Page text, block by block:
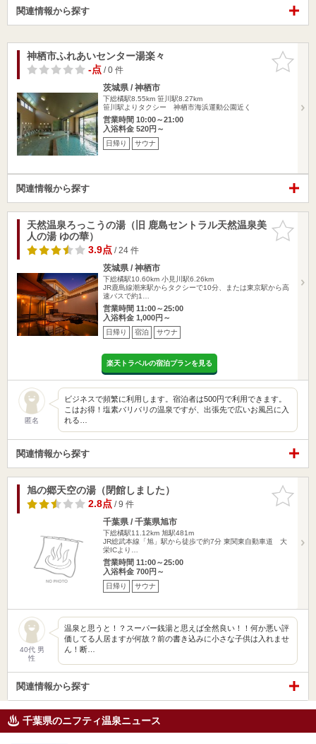
関連情報から探す
お気に入
りに追加
神栖市ふれあいセンター湯楽々
-点/ 0 件
茨城県 / 神栖市
下総橘駅8.55km 笹川駅8.27km
笹川駅よりタクシー 神栖市海浜運動公園近く
営業時間 10:00～21:00
入浴料金 520円～
日帰り サウナ
関連情報から探す
お気に入
りに追加
天然温泉ろっこうの湯（旧 鹿島セントラル天然温泉美
人の湯 ゆの華）
3.9点/ 24 件
茨城県 / 神栖市
下総橘駅10.60km 小見川駅6.26km
JR鹿島線潮来駅からタクシーで10分、または東京駅から高
速バスで約1…
営業時間 11:00～25:00
入浴料金 1,000円～
日帰り 宿泊 サウナ
楽天トラベルの宿泊プランを見る
匿名
ビジネスで頻繁に利用します。宿泊者は500円で利用できます。
こはお得！塩素バリバリの温泉ですが、出張先で広いお風呂に入
れる…
関連情報から探す
お気に入
りに追加
旭の郷天空の湯（閉館しました）
2.8点/ 9 件
千葉県 / 千葉県旭市
下総橘駅11.12km 旭駅481m
JR総武本線「旭」駅から徒歩で約7分 東関東自動車道 大
栄ICより…
営業時間 11:00～25:00
入浴料金 700円～
日帰り サウナ
40代 男
性
温泉と思うと！？スーパー銭湯と思えば全然良い！！何か悪い評
価してる人居ますが何故？前の書き込みに小さな子供は入れませ
ん！断…
関連情報から探す
千葉県のニフティ温泉ニュース